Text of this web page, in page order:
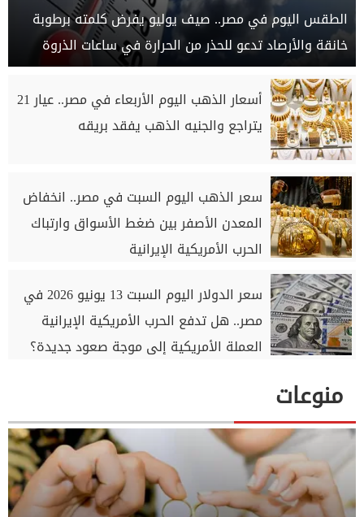
الطقس اليوم في مصر.. صيف يوليو يفرض كلمته برطوبة
خانقة والأرصاد تدعو للحذر من الحرارة في ساعات الذروة
أسعار الذهب اليوم الأربعاء في مصر.. عيار 21
يتراجع والجنيه الذهب يفقد بريقه
سعر الذهب اليوم السبت في مصر.. انخفاض
المعدن الأصفر بين ضغط الأسواق وارتباك
الحرب الأمريكية الإيرانية
سعر الدولار اليوم السبت 13 يونيو 2026 في
مصر.. هل تدفع الحرب الأمريكية الإيرانية
العملة الأمريكية إلى موجة صعود جديدة؟
منوعات